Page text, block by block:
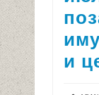
и